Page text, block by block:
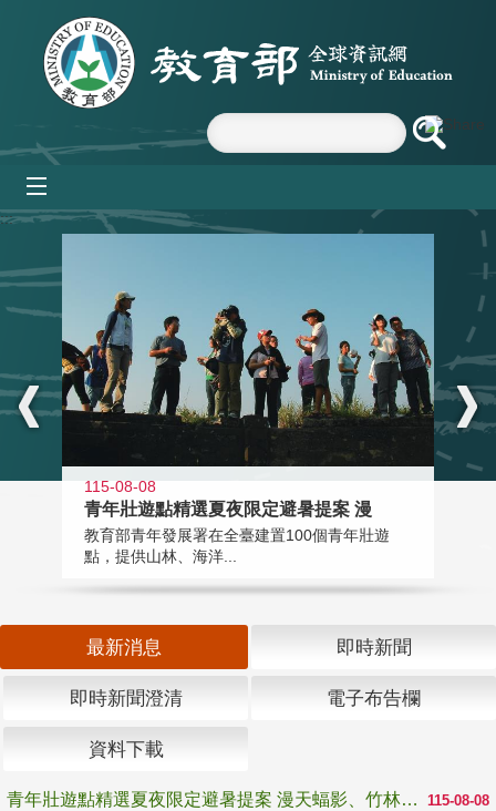
跳到主要內容區塊
:::
115-08-08
青年壯遊點精選夏夜限定避暑提案 漫
教育部青年發展署在全臺建置100個青年壯遊
點，提供山林、海洋...
最新消息 即時新聞
即時新聞澄清 電子布告欄
資料下載
115-08-08
青年壯遊點精選夏夜限定避暑提案 漫天蝠影、竹林尋蛙、茶香夜觀 邀青年暮色出發